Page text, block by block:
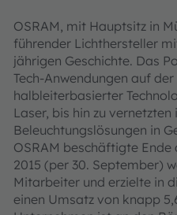
OSRAM, mit Hauptsitz in
führender Lichthersteller
jährigen Geschichte. Das
Tech-Anwendungen auf der
halbleiterbasierter
Laser, bis hin zu
Beleuchtungslösungen in
OSRAM beschäftigte Ende
2015 (per 30. September)
Mitarbeiter und erzielte in
einen Umsatz von knapp